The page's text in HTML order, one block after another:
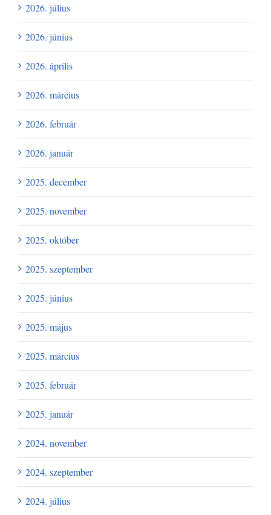
2026. július
2026. június
2026. április
2026. március
2026. február
2026. január
2025. december
2025. november
2025. október
2025. szeptember
2025. június
2025. május
2025. március
2025. február
2025. január
2024. november
2024. szeptember
2024. július